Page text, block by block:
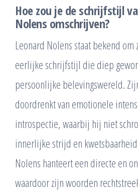
Hoe zou je de schrijfstijl
Nolens omschrijven?
Leonard Nolens staat bekend om
eerlijke schrijfstijl die diep
persoonlijke belevingswereld.
doordrenkt van emotionele
introspectie, waarbij hij niet
innerlijke strijd en
Nolens hanteert een directe en
waardoor zijn woorden